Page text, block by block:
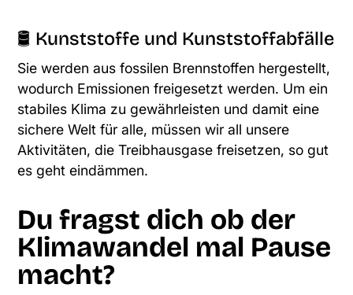
🛢️ Kunststoffe und Kunststoffabfälle
Sie werden aus fossilen Brennstoffen hergestellt,
wodurch Emissionen freigesetzt werden. Um ein
stabiles Klima zu gewährleisten und damit eine
sichere Welt für alle, müssen wir all unsere
Aktivitäten, die Treibhausgase freisetzen, so gut
es geht eindämmen.
Du fragst dich ob der
Klimawandel mal Pause
macht?